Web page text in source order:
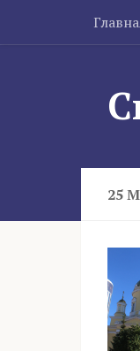
Skip to content
25